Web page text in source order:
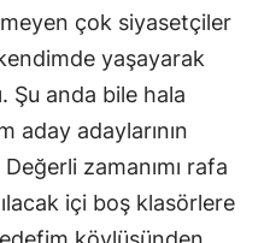
Yozgat
Zonguldak
Aksaray
Bayburt
çok siyasetçiler
yaşayarak
Şu anda bile hala
aday adaylarının
zamanımı rafa
içi boş klasörlere